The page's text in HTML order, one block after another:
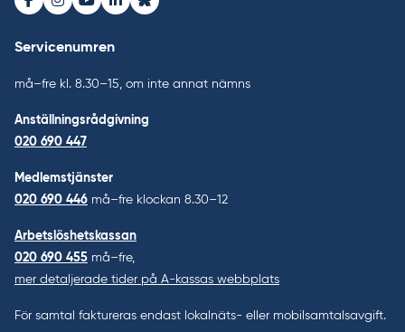
Facebook
Instagram
Youtube
LinkedInBluesky
Servicenumren
må–fre kl. 8.30–15, om inte annat nämns
Anställningsrådgivning
020 690 447
Medlemstjänster
020 690 446 må–fre klockan 8.30–12
Arbetslöshetskassan
020 690 455 må–fre,
mer detaljerade tider på A-kassas webbplats
För samtal faktureras endast lokalnäts- eller mobilsamtalsavgift.